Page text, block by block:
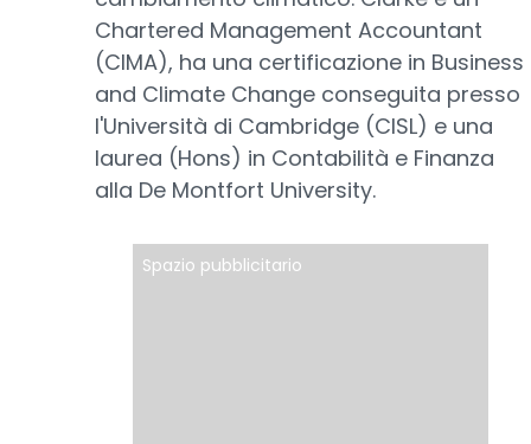
Chartered Management Accountant
(CIMA), ha una certificazione in Business
and Climate Change conseguita presso
l'Università di Cambridge (CISL) e una
laurea (Hons) in Contabilità e Finanza
alla De Montfort University.
Spazio pubblicitario